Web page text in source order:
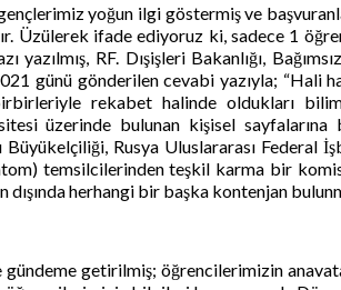
yoğun ilgi göstermiş ve
Üzülerek ifade ediyoruz ki, sadece 1
yazılmış, RF. Dışişleri Bakanlığı,
günü gönderilen cevabi yazıyla; “Hali
rekabet halinde oldukları
üzerinde bulunan kişisel
Rusya Uluslararası Federal
temsilcilerinden teşkil karma bir
dışında herhangi bir başka kontenjan
getirilmiş; öğrencilerimizin